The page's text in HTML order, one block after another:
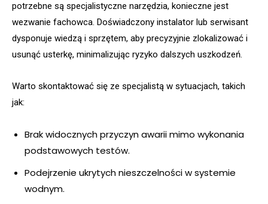
potrzebne są specjalistyczne narzędzia, konieczne jest
wezwanie fachowca. Doświadczony instalator lub serwisant
dysponuje wiedzą i sprzętem, aby precyzyjnie zlokalizować i
usunąć usterkę, minimalizując ryzyko dalszych uszkodzeń.
Warto skontaktować się ze specjalistą w sytuacjach, takich
jak:
Brak widocznych przyczyn awarii mimo wykonania
podstawowych testów.
Podejrzenie ukrytych nieszczelności w systemie
wodnym.